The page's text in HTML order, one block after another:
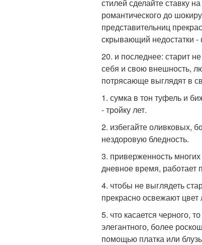
стилей сделайте ставку
романтического до
представительниц
скрывающий недостатки -
20. и последнее: старит
себя и свою внешность,
потрясающе выглядят в
1. сумка в тон туфель и
- тройку лет.
2. избегайте оливковых,
нездоровую бледность.
3. приверженность
дневное время, работает
4. чтобы не выглядеть
прекрасно освежают цвет
5. что касается черного,
элегантного, более
помощью платка или